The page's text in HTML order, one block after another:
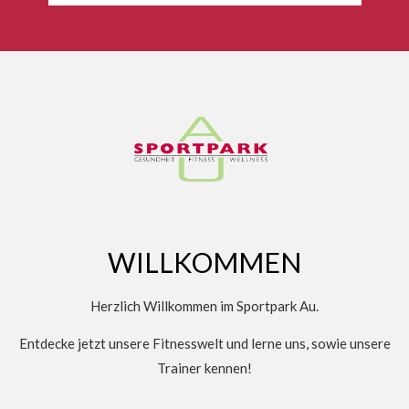
WILLKOMMEN
Herzlich Willkommen im Sportpark Au.
Entdecke jetzt unsere Fitnesswelt und lerne uns, sowie unsere
Trainer kennen!